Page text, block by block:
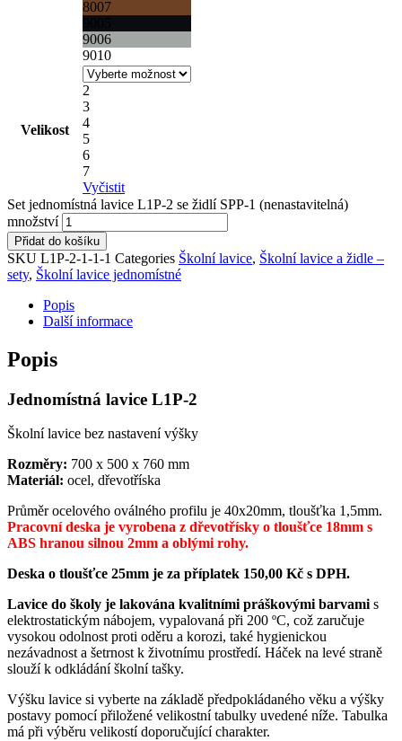
8007
9006
9010
Velikost
2
3
4
5
6
7
Vyčistit
Set jednomístná lavice L1P-2 se židlí SPP-1 (nenastavitelná)
množství
Přidat do košíku
SKU L1P-2-1-1-1 Categories Školní lavice, Školní lavice a židle –
sety, Školní lavice jednomístné
Popis
Další informace
Popis
Jednomístná lavice L1P-2
Školní lavice bez nastavení výšky
Rozměry: 700 x 500 x 760 mm
Materiál: ocel, dřevotříska
Průměr ocelového oválného profilu je 40x20mm, tloušťka 1,5mm.
Pracovní deska je vyrobena z dřevotřísky o tloušťce 18mm s
ABS hranou silnou 2mm a oblými rohy.
Deska o tloušťce 25mm je za příplatek 150,00 Kč s DPH.
Lavice do školy je lakována kvalitními práškovými barvami s
elektrostatickým nábojem, vypalovaná při 200 ºC, což zaručuje
vysokou odolnost proti oděru a korozi, také hygienickou
nezávadnost a šetrnost k životnímu prostředí. Háček na levé straně
slouží k odkládání školní tašky.
Výšku lavice si vyberte na základě předpokládaného věku a výšky
postavy pomocí přiložené velikostní tabulky uvedené níže. Tabulka
má při výběru velikostí doporučující charakter.